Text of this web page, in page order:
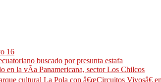
16
buscado por presunta estafa
en la vÃ­a Panamericana, sector Los Chilcos
cultural La Pola con â€œCircuitos Vivosâ€